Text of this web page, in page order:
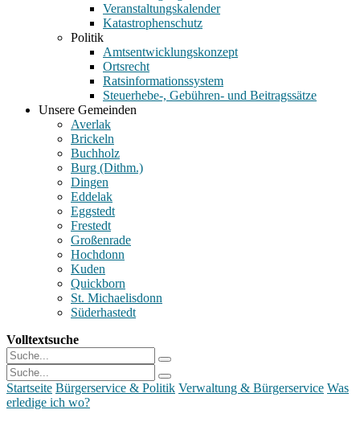
Veranstaltungskalender
Katastrophenschutz
Politik
Amtsentwicklungskonzept
Ortsrecht
Ratsinformationssystem
Steuerhebe-, Gebühren- und Beitragssätze
Unsere Gemeinden
Averlak
Brickeln
Buchholz
Burg (Dithm.)
Dingen
Eddelak
Eggstedt
Frestedt
Großenrade
Hochdonn
Kuden
Quickborn
St. Michaelisdonn
Süderhastedt
Volltextsuche
Startseite Bürgerservice & Politik Verwaltung & Bürgerservice Was
erledige ich wo?